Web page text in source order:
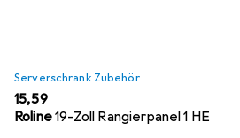
Serverschrank Zubehör
EUR
15,59
Roline19-Zoll Rangierpanel 1 HE